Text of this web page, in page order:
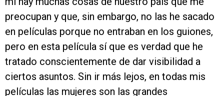
preocupan y que, sin embargo, no las he sacado
en películas porque no entraban en los guiones,
pero en esta película sí que es verdad que he
tratado conscientemente de dar visibilidad a
ciertos asuntos. Sin ir más lejos, en todas mis
películas las mujeres son las grandes